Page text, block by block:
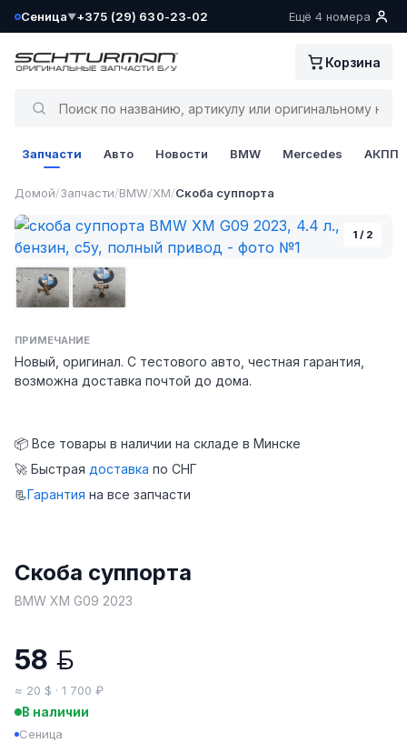
Сеница▼
Ваш склад определён как:
+375 (29) 630-23-02 Ещё 4 номера
Корзина
Запчасти Авто Новости BMW Mercedes АКПП
Домой/Запчасти/BMW/XM/Скоба суппорта
1 / 2
ПРИМЕЧАНИЕ
Новый, оригинал. С тестового авто, честная гарантия,
возможна доставка почтой до дома.
📦 Все товары в наличии на складе в Минске
🚀 Быстрая доставка по СНГ
📃Гарантия на все запчасти
Скоба суппорта
BMW XM G09 2023
58
≈ 20 $ · 1 700 ₽
В наличии
Сеница